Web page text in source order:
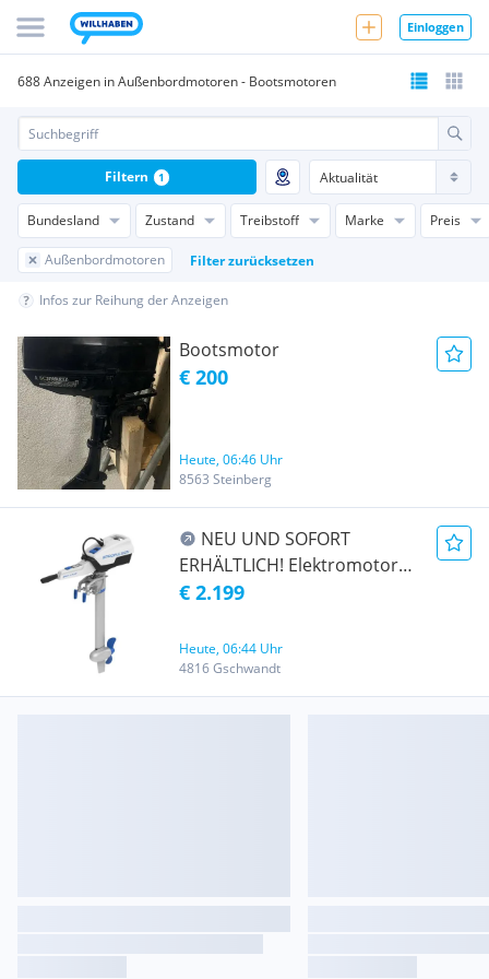
Einloggen
688 Anzeigen in Außenbordmotoren - Bootsmotoren
Bundesland Zustand Treibstoff Marke Preis
Außenbordmotoren Filter zurücksetzen
Filtern 1
Infos zur Reihung der Anzeigen
Bootsmotor
€ 200
Heute, 06:46 Uhr
8563 Steinberg
NEU UND SOFORT
ERHÄLTLICH! Elektromotor
Epropulsion Spirit 1.0 PLUS
Langschaft oder Kurzschaft
€ 2.199
Heute, 06:44 Uhr
4816 Gschwandt